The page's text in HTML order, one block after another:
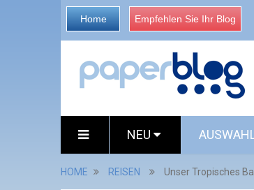
Home Empfehlen Sie Ihr Blog
NEU
HOME REISEN Unser Tropisches